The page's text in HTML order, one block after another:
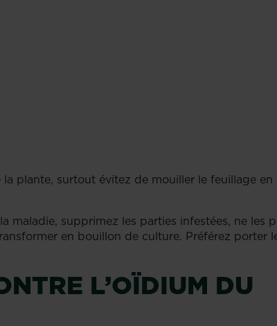
la plante, surtout évitez de mouiller le feuillage en
maladie, supprimez les parties infestées, ne les
en bouillon de culture. Préférez porter
L’OÏDIUM DU